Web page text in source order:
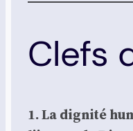
Clefs
1. La digni­té